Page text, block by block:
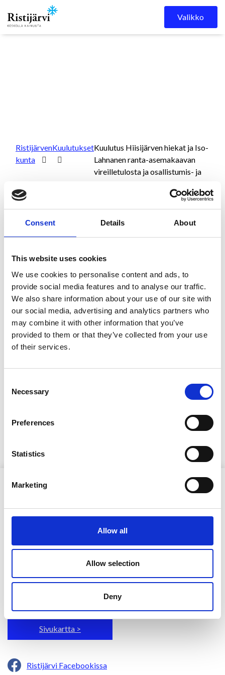
Consent Details About
This website uses cookies
We use cookies to personalise content and ads, to
provide social media features and to analyse our traffic.
We also share information about your use of our site with
our social media, advertising and analytics partners who
may combine it with other information that you’ve
provided to them or that they’ve collected from your use
of their services.
Selection
Necessary
Preferences
Statistics
Marketing
Allow all
Allow selection
Deny
Skip to content
Valikko
Ristijärven
kunta
KuulutuksetKuulutus Hiisijärven hiekat ja Iso-
Lahnanen ranta-asemakaavan
vireilletulosta ja osallistumis- ja
Kuulutus Hiisijärven
hiekat ja Iso-Lahnanen
ranta-asemakaavan
vireilletulosta ja
osallistumis- ja
arviointisuunnitelman
nähtäville
asettamisesta.
KUULUTUS JA MATERIAALIT
Ristijärven kunta
yhteispalvelu@ristijarvi.fi
Sivukartta >
Ristijärvi Facebookissa